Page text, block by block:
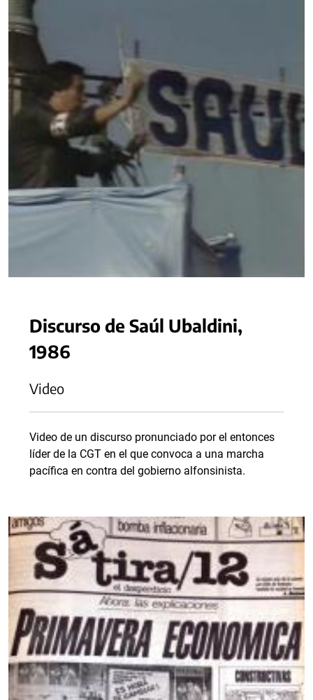
Discurso de Saúl Ubaldini,
1986
Video
Video de un discurso pronunciado por el entonces
líder de la CGT en el que convoca a una marcha
pacífica en contra del gobierno alfonsinista.